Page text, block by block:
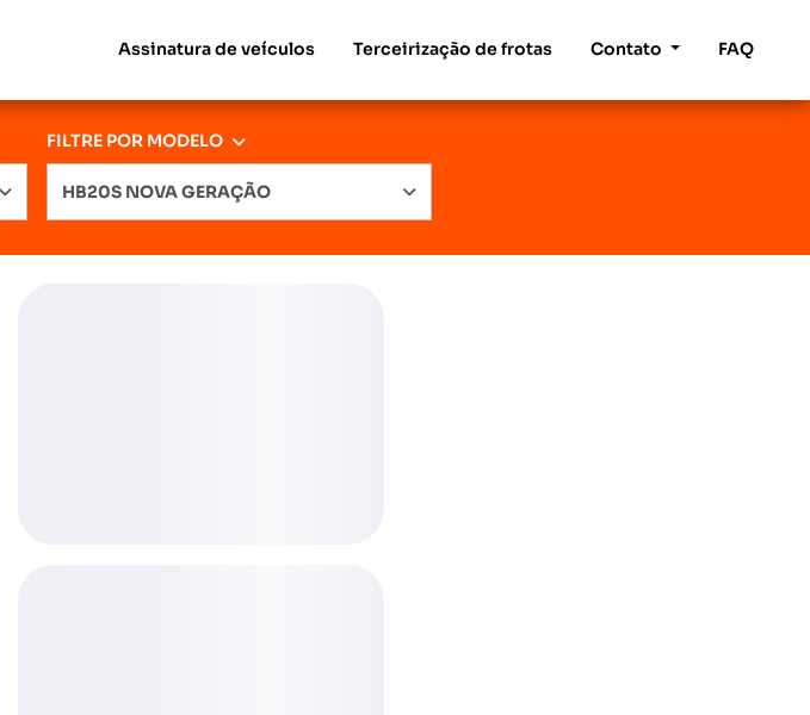
Assinatura de veículos Terceirização de frotas Contato FAQ
FILTRE POR MODELO
HB20S NOVA GERAÇÃO